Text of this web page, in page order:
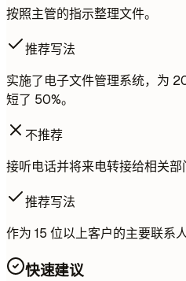
按照主管的指示整理文件。
推荐写法
实施了电子文件管理系统，为
短了 50%。
不推荐
接听电话并将来电转接给相关部
推荐写法
作为 15 位以上客户的主要联系
快速建议